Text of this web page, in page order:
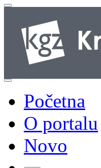
Početna
O portalu
Novo